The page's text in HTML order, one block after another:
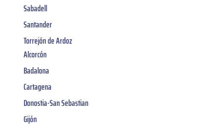
Sabadell
Santander
Torrejón de Ardoz
Alcorcón
Badalona
Cartagena
Donostia-San Sebastian
Gijón